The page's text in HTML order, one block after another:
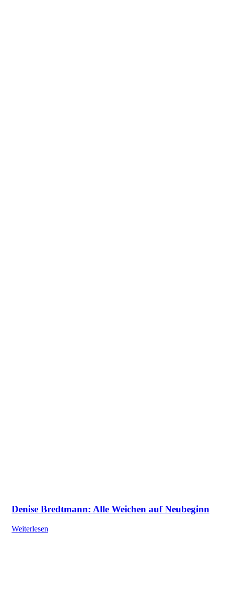
Denise Bredtmann: Alle Weichen auf Neubeginn
Weiterlesen